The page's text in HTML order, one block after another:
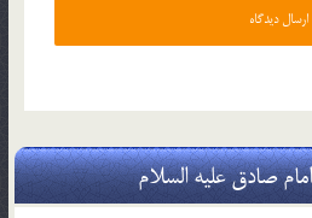
صادق علیه السلام